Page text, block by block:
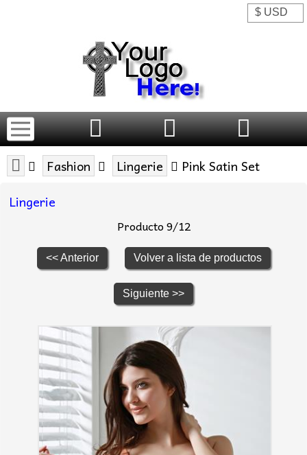
Fashion Lingerie
Pink Satin Set
Lingerie
Producto 9/12
<< Anterior Volver a lista de productos
Siguiente >>